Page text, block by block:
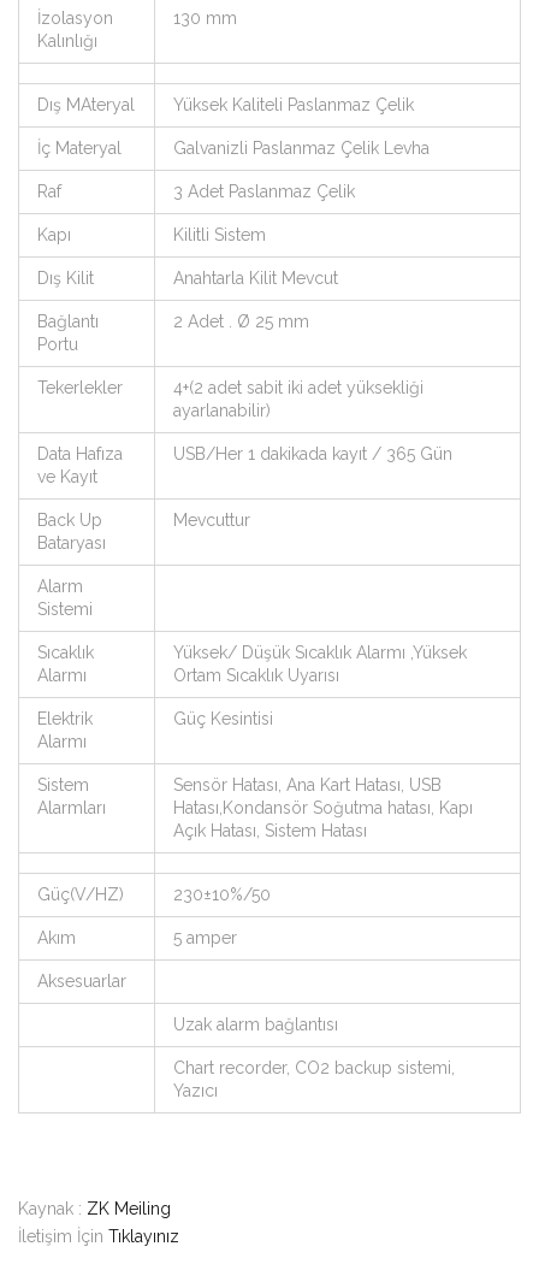
İzolasyon
Kalınlığı
130 mm
Dış MAteryal Yüksek Kaliteli Paslanmaz Çelik
İç Materyal Galvanizli Paslanmaz Çelik Levha
Raf 3 Adet Paslanmaz Çelik
Kapı Kilitli Sistem
Dış Kilit Anahtarla Kilit Mevcut
Bağlantı
Portu
2 Adet . Ø 25 mm
Tekerlekler
4+(2 adet sabit iki adet yüksekliği
ayarlanabilir)
Data Hafıza
ve Kayıt
USB/Her 1 dakikada kayıt / 365 Gün
Back Up
Bataryası
Mevcuttur
Alarm
Sistemi
Sıcaklık
Alarmı
Yüksek/ Düşük Sıcaklık Alarmı ,Yüksek
Ortam Sıcaklık Uyarısı
Elektrik
Alarmı
Güç Kesintisi
Sistem
Alarmları
Sensör Hatası, Ana Kart Hatası, USB
Hatası,Kondansör Soğutma hatası, Kapı
Açık Hatası, Sistem Hatası
Güç(V/HZ) 230±10%/50
Akım 5 amper
Aksesuarlar
Uzak alarm bağlantısı
Chart recorder, CO2 backup sistemi,
Yazıcı
Kaynak : ZK Meiling
İletişim İçin Tıklayınız